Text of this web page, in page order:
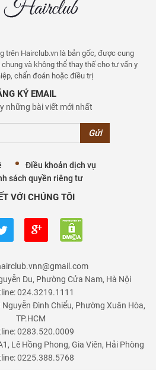
trên Hairclub.vn là bản gốc, được cung
và không thể thay thế cho tư vấn y
chẩn đoán hoặc điều trị
KÝ EMAIL
những bài viết mới nhất
Điều khoản dịch vụ
sách quyền riêng tư
VỚI CHÚNG TÔI
Du, Phường Cửa Nam, Hà Nội
024.3219.1111
Nguyễn Đình Chiểu, Phường Xuân Hòa,
TP.HCM
0283.520.0009
Lê Hồng Phong, Gia Viên, Hải Phòng
0225.388.5768